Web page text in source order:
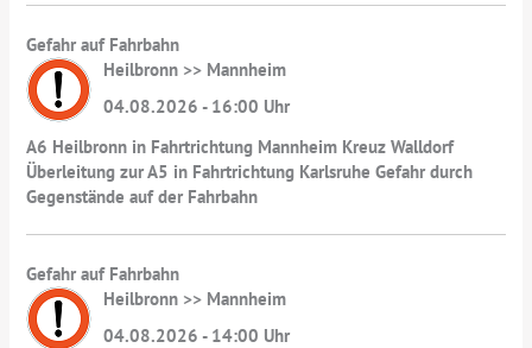
Gefahr auf Fahrbahn
Heilbronn >> Mannheim
04.08.2026 - 16:00 Uhr
A6 Heilbronn in Fahrtrichtung Mannheim Kreuz Walldorf
Überleitung zur A5 in Fahrtrichtung Karlsruhe Gefahr durch
Gegenstände auf der Fahrbahn
Gefahr auf Fahrbahn
Heilbronn >> Mannheim
04.08.2026 - 14:00 Uhr